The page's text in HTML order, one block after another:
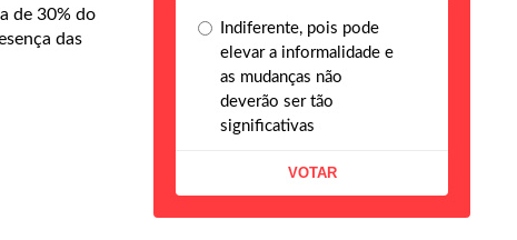
de 30% do
das
Indiferente, pois pode
elevar a informalidade e
as mudanças não
deverão ser tão
significativas